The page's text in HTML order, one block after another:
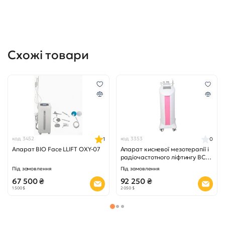
Схожі товари
код 3452
Апарат BIO Face LLIFT OXY-07
1
Під замовлення
67 500 ₴
1 500 $
код 3353
Апарат кисневої мезотерапії і
радіочастотного ліфтингу BC-
0
Під замовлення
92 250 ₴
2 050 $